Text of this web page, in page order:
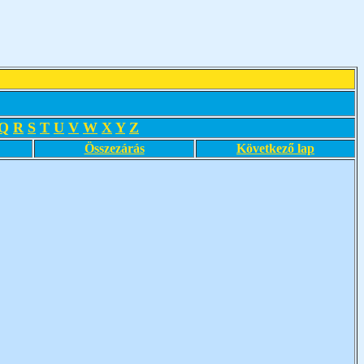
R S T U V W X Y Z
Összezárás Következő lap